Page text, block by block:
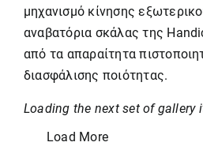
μηχανισμό κίνησης
αναβατόρια σκάλας της
από τα απαραίτητα
διασφάλισης ποιότητας.
Loading the next set of gallery
Load More